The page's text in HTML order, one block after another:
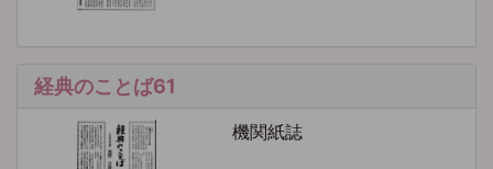
経典のことば61
機関紙誌